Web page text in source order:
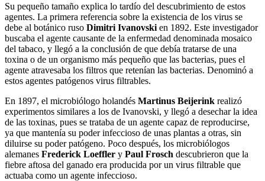
Su pequeño tamaño explica lo tardío del descubrimiento de estos
agentes. La primera referencia sobre la existencia de los virus se
debe al botánico ruso Dimitri Ivanovski en 1892. Este investigador
buscaba el agente causante de la enfermedad denominada mosaico
del tabaco, y llegó a la conclusión de que debía tratarse de una
toxina o de un organismo más pequeño que las bacterias, pues el
agente atravesaba los filtros que retenían las bacterias. Denominó a
estos agentes patógenos virus filtrables.
En 1897, el microbiólogo holandés Martinus Beijerink realizó
experimentos similares a los de Ivanovski, y llegó a desechar la idea
de las toxinas, pues se trataba de un agente capaz de reproducirse,
ya que mantenía su poder infeccioso de unas plantas a otras, sin
diluirse su poder patógeno. Poco después, los microbiólogos
alemanes Frederick Loeffler y Paul Frosch descubrieron que la
fiebre aftosa del ganado era producida por un virus filtrable que
actuaba como un agente infeccioso.